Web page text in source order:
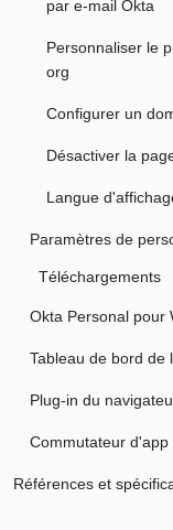
par e-mail Okta
Personnaliser le
org
Configurer un
Désactiver la
Langue
Paramètres de
Téléchargements
Okta Personal pour
Tableau de bord de
Plug-in du
Commutateur
Références et